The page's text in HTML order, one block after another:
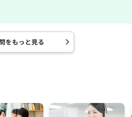
をもっと見る